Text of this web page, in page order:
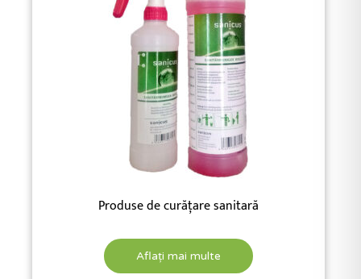
Produse de curățare sanitară
Aflați mai multe